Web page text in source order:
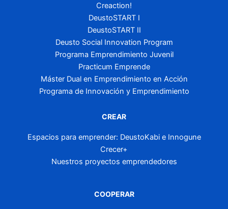
Creaction!
DeustoSTART I
DeustoSTART II
Deusto Social Innovation Program
Programa Emprendimiento Juvenil
Practicum Emprende
Máster Dual en Emprendimiento en Acción
Programa de Innovación y Emprendimiento
CREAR
Espacios para emprender: DeustoKabi e Innogune
Crecer+
Nuestros proyectos emprendedores
COOPERAR